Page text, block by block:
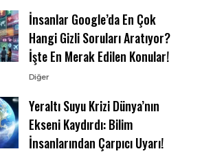
İnsanlar Google’da En Çok
Hangi Gizli Soruları Aratıyor?
İşte En Merak Edilen Konular!
Diğer
Yeraltı Suyu Krizi Dünya’nın
Ekseni Kaydırdı: Bilim
İnsanlarından Çarpıcı Uyarı!